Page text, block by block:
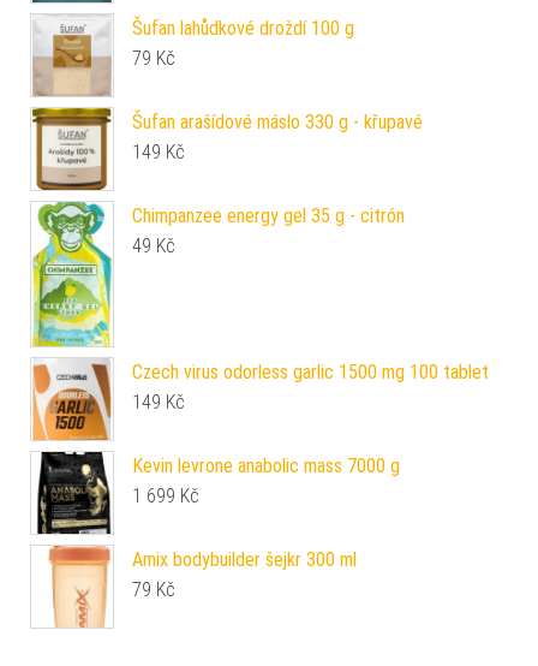
Šufan lahůdkové droždí 100 g
79 Kč
Šufan arašídové máslo 330 g - křupavé
149 Kč
Chimpanzee energy gel 35 g - citrón
49 Kč
Czech virus odorless garlic 1500 mg 100 tablet
149 Kč
Kevin levrone anabolic mass 7000 g
1 699 Kč
Amix bodybuilder šejkr 300 ml
79 Kč